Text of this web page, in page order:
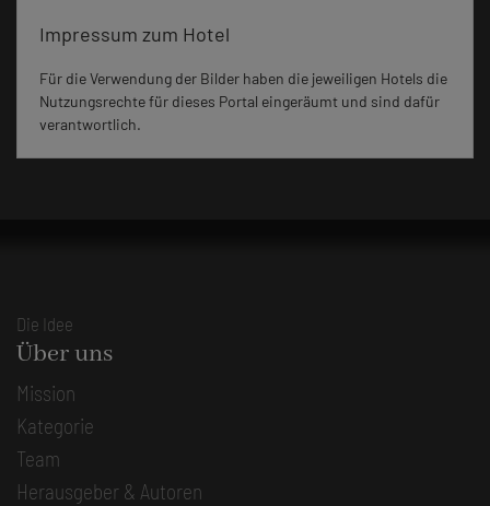
Impressum zum Hotel
Für die Verwendung der Bilder haben die jeweiligen Hotels die
Nutzungsrechte für dieses Portal eingeräumt und sind dafür
verantwortlich.
Die Idee
Über uns
Mission
Kategorie
Team
Herausgeber & Autoren